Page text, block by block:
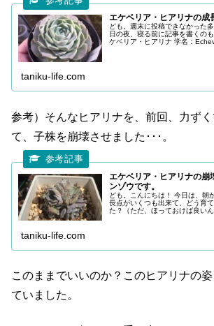
エケベリア・ヒアリナの成
ども。週末に投稿できなかった
日の夜、寝る前に記事を書くの
ケベリア・ヒアリナ 学名：
taniku-life.com
参考）そんなヒアリナを、前回、力ず
て、子株を崩壊させました･･･。
エケベリア・ヒアリナの崩
ンゾウです。
ども。こんにちは！ 今日は、朝
長点がいくつも出来て、どう育
た？（ただ、ほっておけば良い
taniku-life.com
このままでいいのか？このヒアリナの
ていました。